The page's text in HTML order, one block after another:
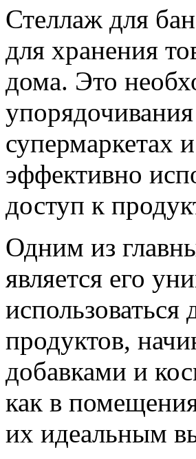
Стеллаж для
для хранения
дома. Это
супермаркетах
эффективно
доступ к
Одним из
является его
продуктов,
добавками и
как в
их идеальным